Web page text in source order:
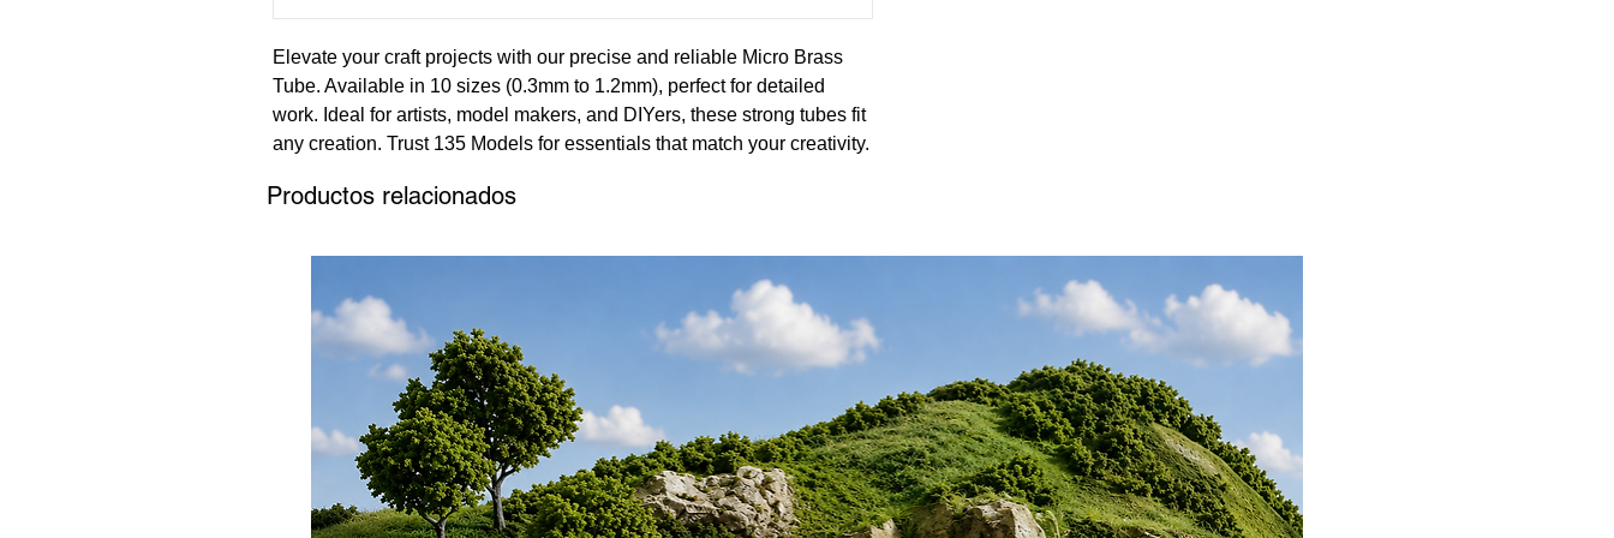
Elevate your craft projects with our precise and reliable Micro Brass
Tube. Available in 10 sizes (0.3mm to 1.2mm), perfect for detailed
work. Ideal for artists, model makers, and DIYers, these strong tubes fit
any creation. Trust 135 Models for essentials that match your creativity.
Productos relacionados